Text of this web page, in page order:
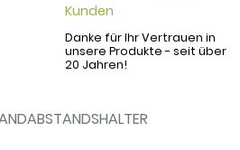
Kunden
Danke für Ihr Vertrauen in
unsere Produkte - seit über
20 Jahren!